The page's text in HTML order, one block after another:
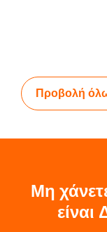
Προβολή
Μη